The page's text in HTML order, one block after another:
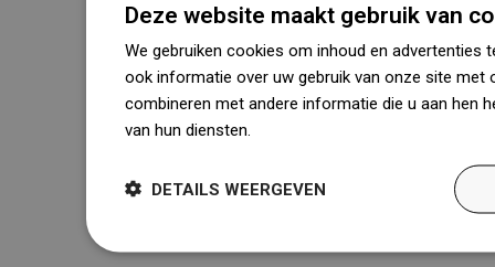
Deze website maakt gebruik van
We gebruiken cookies om inhoud en advertenties
ook informatie over uw gebruik van onze site met
combineren met andere informatie die u aan hen
van hun diensten.
DETAILS WEERGEVEN